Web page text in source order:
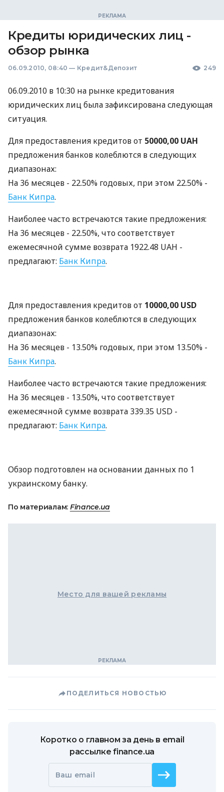
Кредиты юридических лиц -
обзор рынка
06.09.2010, 08:40 — Кредит&Депозит 249
06.09.2010 в 10:30 на рынке кредитования
юридических лиц была зафиксирована следующая
ситуация.
Для предоставления кредитов от 50000,00 UAH
предложения банков колеблются в следующих
диапазонах:
На 36 месяцев - 22.50% годовых, при этом 22.50% -
Банк Кипра.
Наиболее часто встречаются такие предложения:
На 36 месяцев - 22.50%, что соответствует
ежемесячной сумме возврата 1922.48 UAH -
предлагают: Банк Кипра.
Для предоставления кредитов от 10000,00 USD
предложения банков колеблются в следующих
диапазонах:
На 36 месяцев - 13.50% годовых, при этом 13.50% -
Банк Кипра.
Наиболее часто встречаются такие предложения:
На 36 месяцев - 13.50%, что соответствует
ежемесячной сумме возврата 339.35 USD -
предлагают: Банк Кипра.
Обзор подготовлен на основании данных по 1
украинскому банку.
По материалам: Finance.ua
Место для вашей рекламы
ПОДЕЛИТЬСЯ НОВОСТЬЮ
Коротко о главном за день в email
рассылке finance.ua
Ваш email